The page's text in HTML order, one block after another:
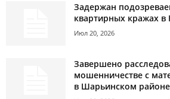
Задержан
квартирных кражах в
Июл 20, 2026
Завершено
мошенничестве с
в Шарьинском районе